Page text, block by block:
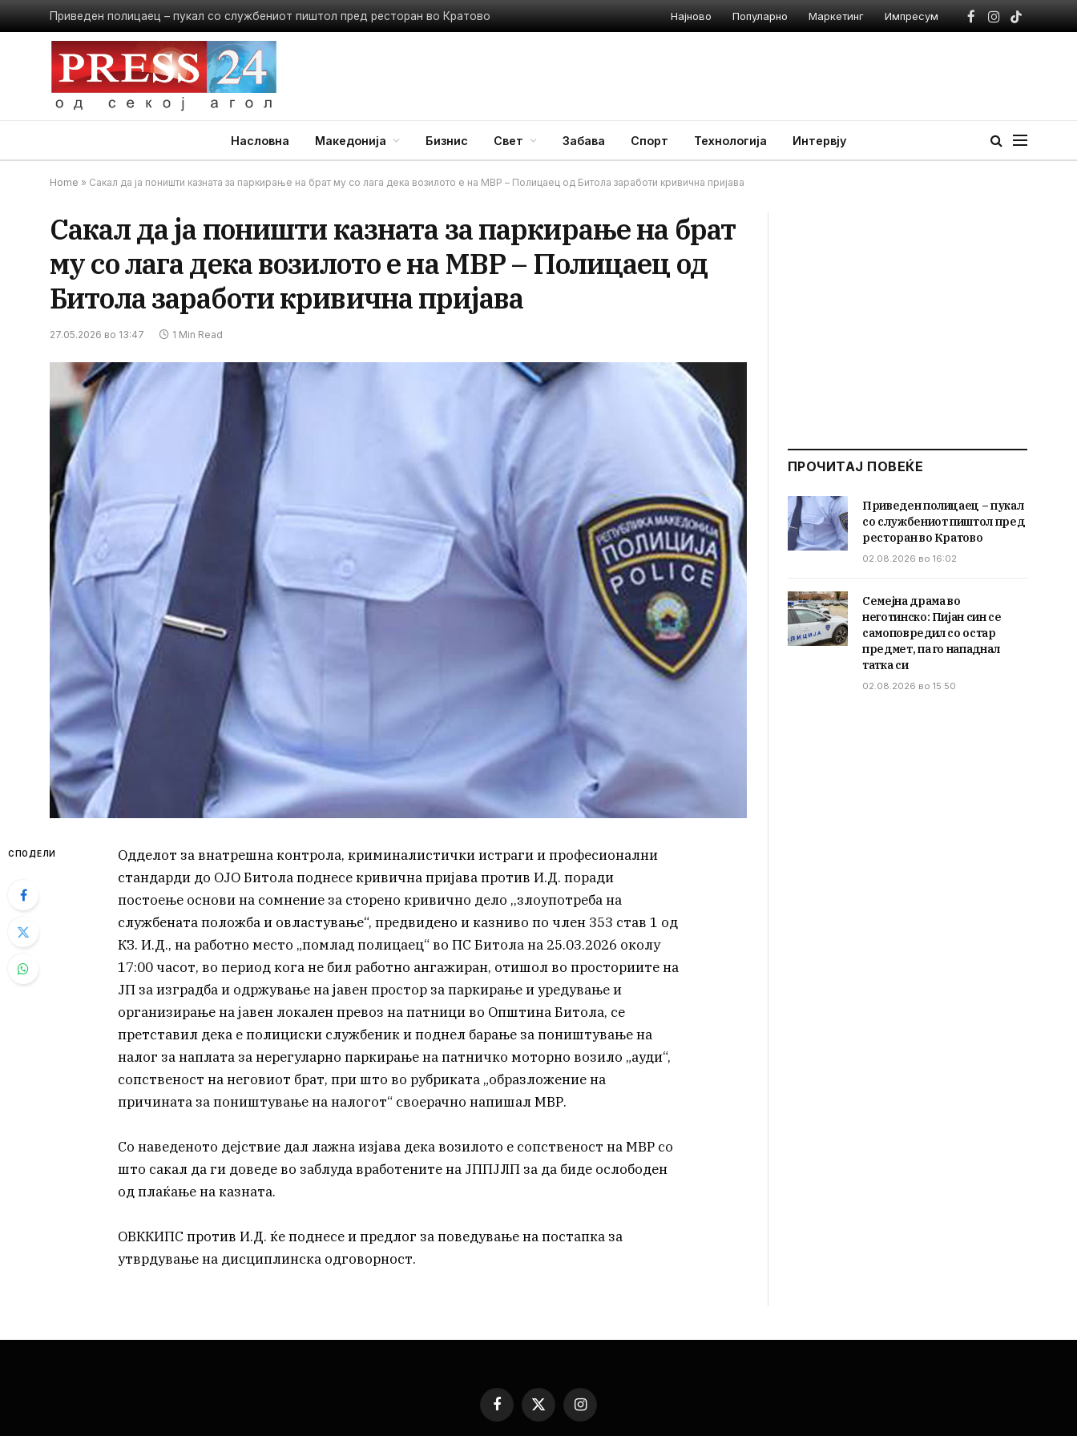
Приведен полицаец – пукал со службениот пиштол пред ресторан во Кратово Најново Популарно Маркетинг Импресум
Facebook
Instagram
TikTok
Насловна Македонија Бизнис Свет Забава Спорт Технологија Интервју
Home » Сакал да ја поништи казната за паркирање на брат му со лага дека возилото е на МВР – Полицаец од Битола заработи кривична пријава
Сакал да ја поништи казната за паркирање на брат
му со лага дека возилото е на МВР – Полицаец од
Битола заработи кривична пријава
27.05.2026 во 13:47 1 Min Read
СПОДЕЛИ
Одделот за внатрешна контрола, криминалистички истраги и професионални
стандарди до ОЈО Битола поднесе кривична пријава против И.Д. поради
постоење основи на сомнение за сторено кривично дело ,,злоупотреба на
службената положба и овластување“, предвидено и казниво по член 353 став 1 од
КЗ. И.Д., на работно место „помлад полицаец“ во ПС Битола на 25.03.2026 околу
17:00 часот, во период кога не бил работно ангажиран, отишол во просториите на
ЈП за изградба и одржување на јавен простор за паркирање и уредување и
организирање на јавен локален превоз на патници во Општина Битола, се
претставил дека е полициски службеник и поднел барање за поништување на
налог за наплата за нерегуларно паркирање на патничко моторно возило „ауди“,
сопственост на неговиот брат, при што во рубриката „образложение на
причината за поништување на налогот“ своерачно напишал МВР.
Со наведеното дејствие дал лажна изјава дека возилото е сопственост на МВР со
што сакал да ги доведе во заблуда вработените на ЈППЈЛП за да биде ослободен
од плаќање на казната.
ОВККИПС против И.Д. ќе поднесе и предлог за поведување на постапка за
утврдување на дисциплинска одговорност.
ПРОЧИТАЈ ПОВЕЌЕ
Приведен полицаец – пукал
со службениот пиштол пред
ресторан во Кратово
02.08.2026 во 16:02
Семејна драма во
неготинско: Пијан син се
самоповредил со остар
предмет, па го нападнал
татка си
02.08.2026 во 15:50
Facebook
X
(Twitter)
Instagram